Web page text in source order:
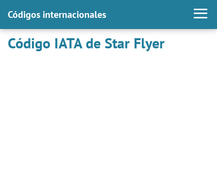
Códigos internacionales
Código IATA de Star Flyer